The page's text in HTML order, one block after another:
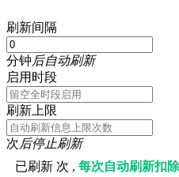
刷新间隔
分钟后自动刷新
启用时段
刷新上限
次后停止刷新
已刷新 次 ,每次自动刷新扣